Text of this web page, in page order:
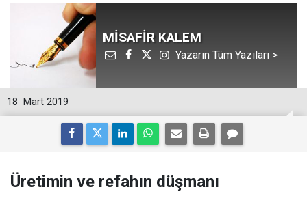
MİSAFİR KALEM
Yazarın Tüm Yazıları >
18 Mart 2019
Üretimin ve refahın düşmanı